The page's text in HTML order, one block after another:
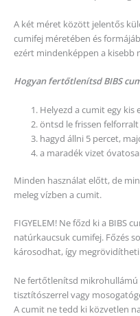
A két méret között jelentős
cumifej méretében és
ezért mindenképpen a kisebb
Hogyan fertőtlenítsd BIBS
Helyezd a cumit egy kis
öntsd le frissen felforralt
hagyd állni 5 percet,
a maradék vizet
Minden használat előtt, de
meleg vízben a cumit.
FIGYELEM! Ne főzd ki a BIBS
natúrkaucsuk cumifej. Főzés
károsodhat, így
Ne fertőtlenítsd
tisztítószerrel vagy
A cumit ne tedd ki közvetlen